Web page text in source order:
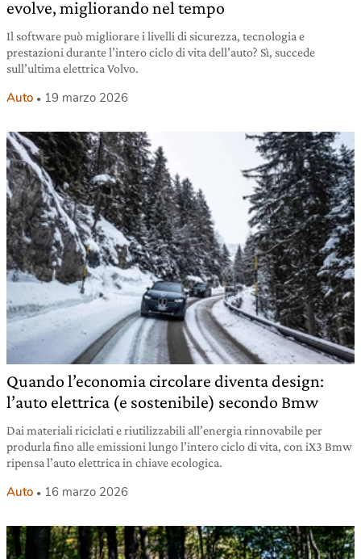
evolve, migliorando nel tempo
Il software può migliorare i livelli di sicurezza, tecnologia e
prestazioni durante l’intero ciclo di vita dell’auto? Sì, succede
sull’ultima elettrica Volvo.
Auto 19 marzo 2026
Quando l’economia circolare diventa design:
l’auto elettrica (e sostenibile) secondo Bmw
Dai materiali riciclati e riutilizzabili all’energia rinnovabile per
produrla fino alle emissioni lungo l’intero ciclo di vita, con iX3 Bmw
ripensa l’auto elettrica in chiave ecologica.
Auto 16 marzo 2026